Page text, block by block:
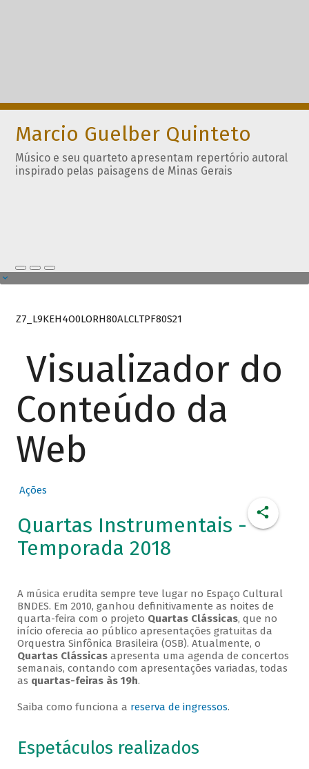
Marcio Guelber Quinteto
Músico e seu quarteto apresentam repertório autoral
inspirado pelas paisagens de Minas Gerais
Z7_L9KEH4O0LORH80ALCLTPF80S21
Visualizador do
Conteúdo da
Web
Ações
Quartas Instrumentais -
Temporada 2018
A música erudita sempre teve lugar no Espaço Cultural
BNDES. Em 2010, ganhou definitivamente as noites de
quarta-feira com o projeto Quartas Clássicas, que no
início oferecia ao público apresentações gratuitas da
Orquestra Sinfônica Brasileira (OSB). Atualmente, o
Quartas Clássicasapresenta uma agenda de concertos
semanais, contando com apresentações variadas, todas
as quartas-feiras às 19h.
Saiba como funciona a reserva de ingressos.
Espetáculos realizados